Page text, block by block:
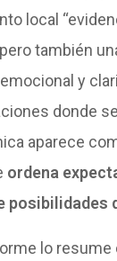
local
también
y
donde
aparece
ordena
posibilidades
lo resume